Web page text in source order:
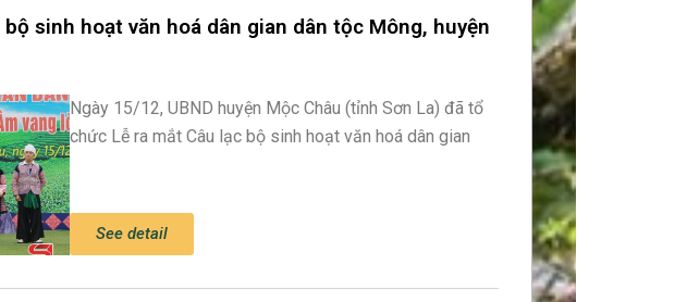
bộ sinh hoạt văn hoá dân gian dân tộc Mông, huyện
Ngày 15/12, UBND huyện Mộc Châu (tỉnh Sơn La) đã tổ
chức Lễ ra mắt Câu lạc bộ sinh hoạt văn hoá dân gian
See detail